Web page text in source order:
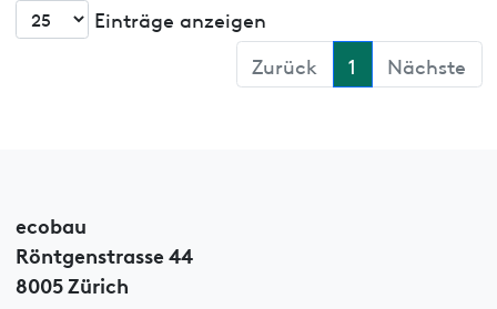
Einträge anzeigen
Zurück
1 Nächste
ecobau
Röntgenstrasse 44
8005 Zürich